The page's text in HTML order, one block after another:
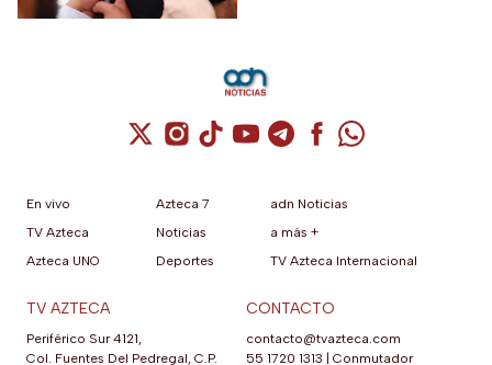
Cuenta de X / Twitter (se abre en una
Cuenta de Instagram (se abre en una
Cuenta de TikTok (se abre en
Cuenta de YouTube (se abre
Cuenta de Telegram (se
Cuenta de
Cuenta de
En vivo
TV Azteca
Azteca UNO
Azteca 7
Noticias
Deportes
adn Noticias
a más +
TV Azteca Internacional
TV AZTECA
Periférico Sur 4121,
Col. Fuentes Del Pedregal, C.P.
CONTACTO
contacto@tvazteca.com
55 1720 1313
Conmutador